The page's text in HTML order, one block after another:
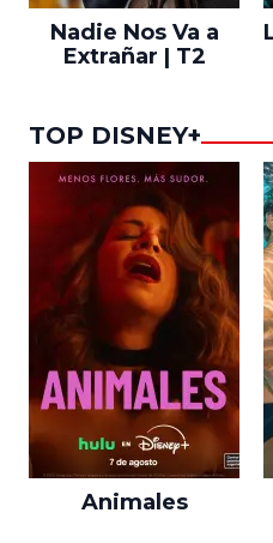
Nadie Nos Va a
Extrañar | T2
TOP DISNEY+
Animales